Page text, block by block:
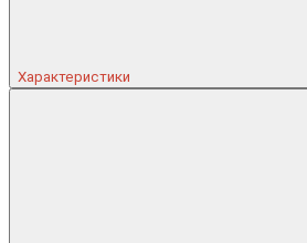
Характеристики